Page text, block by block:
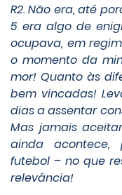
R2. Não era, até
5 era algo de
ocupava, em
o momento da
mor! Quanto às
bem vincadas!
dias a assentar
Mas jamais
ainda acontece,
futebol – no que
relevância!